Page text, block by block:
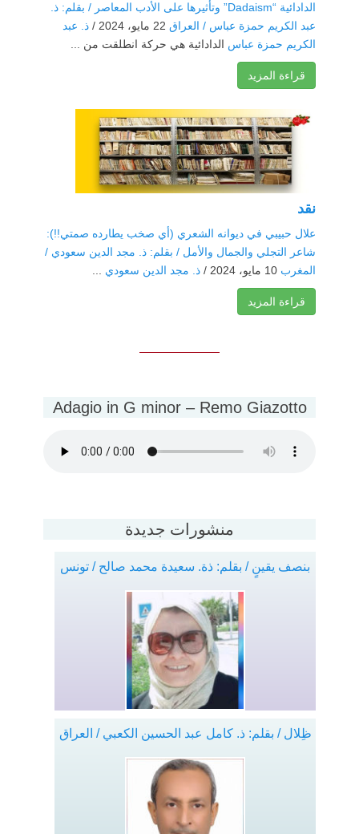
الدادائية “Dadaism” وتأثيرها على الأدب المعاصر / بقلم: ذ.
عبد الكريم حمزة عباس / العراق
ذ. عبد
الكريم حمزة عباس الدادائية هي حركة انطلقت من ...
قراءة المزيد
نقد
علال حبيبي في ديوانه الشعري (أي صخب يطارده صمتي!!):
شاعر التجلي والجمال والأمل / بقلم: ذ. مجد الدين سعودي /
المغرب
ذ. مجد الدين سعودي
قراءة المزيد
Adagio in G minor – Remo Giazotto
منشورات جديدة
بنصف يقينٍ / بقلم: ذة. سعيدة محمد صالح / تونس
ظِلال / بقلم: ذ. كامل عبد الحسين الكعبي / العراق